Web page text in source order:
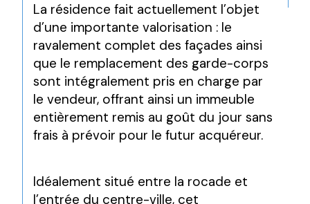
La résidence fait actuellement l’objet
d’une importante valorisation : le
ravalement complet des façades ainsi
que le remplacement des garde-corps
sont intégralement pris en charge par
le vendeur, offrant ainsi un immeuble
entièrement remis au goût du jour sans
frais à prévoir pour le futur acquéreur.
Idéalement situé entre la rocade et
l’entrée du centre-ville, cet